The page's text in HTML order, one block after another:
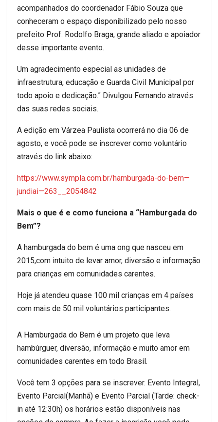
acompanhados do coordenador Fábio Souza que
conheceram o espaço disponibilizado pelo nosso
prefeito Prof. Rodolfo Braga, grande aliado e apoiador
desse importante evento.
Um agradecimento especial as unidades de
infraestrutura, educação e Guarda Civil Municipal por
todo apoio e dedicação.” Divulgou Fernando através
das suas redes sociais.
A edição em Várzea Paulista ocorrerá no dia 06 de
agosto, e você pode se inscrever como voluntário
através do link abaixo:
https://www.sympla.com.br/hamburgada-do-bem—
jundiai—263__2054842
Mais o que é e como funciona a “Hamburgada do
Bem”?
A hamburgada do bem é uma ong que nasceu em
2015,com intuito de levar amor, diversão e informação
para crianças em comunidades carentes.
Hoje já atendeu quase 100 mil crianças em 4 países
com mais de 50 mil voluntários participantes.
A Hamburgada do Bem é um projeto que leva
hambúrguer, diversão, informação e muito amor em
comunidades carentes em todo Brasil.
Você tem 3 opções para se inscrever. Evento Integral,
Evento Parcial(Manhã) e Evento Parcial (Tarde: check-
in até 12:30h) os horários estão disponíveis nas